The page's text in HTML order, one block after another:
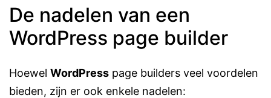
De nadelen van een
WordPress page builder
Hoewel WordPress page builders veel voordelen
bieden, zijn er ook enkele nadelen: